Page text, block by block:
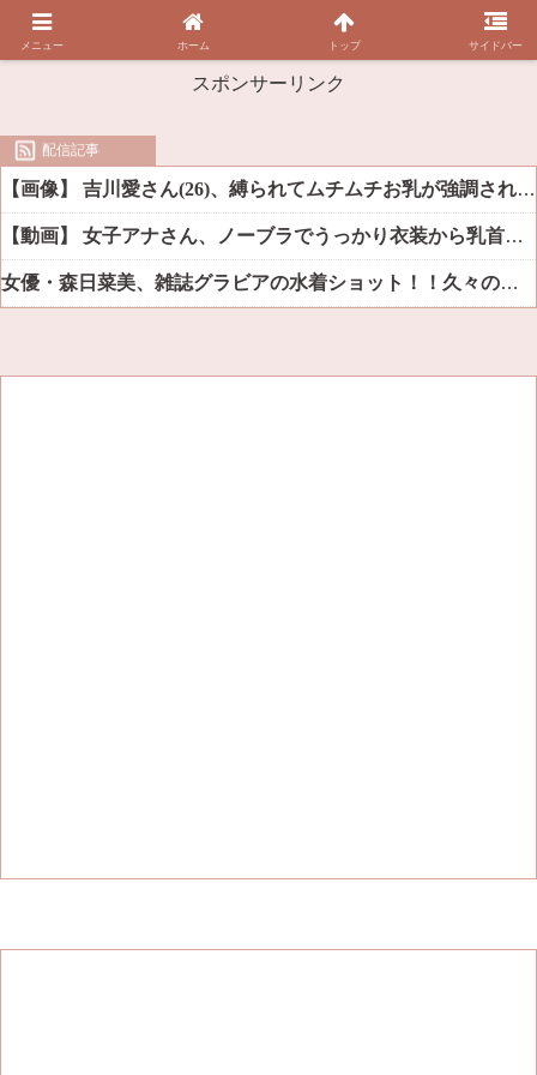
スポンサーリンク
配信記事
【画像】 吉川愛さん(26)、縛られてムチムチお乳が強調されてしまう
【動画】 女子アナさん、ノーブラでうっかり衣装から乳首が透けてしまう放送事故ｗｗｗ
女優・森日菜美、雑誌グラビアの水着ショット！！久々の姿にファン悶絶ｗｗ
メニュー ホーム トップ サイドバー